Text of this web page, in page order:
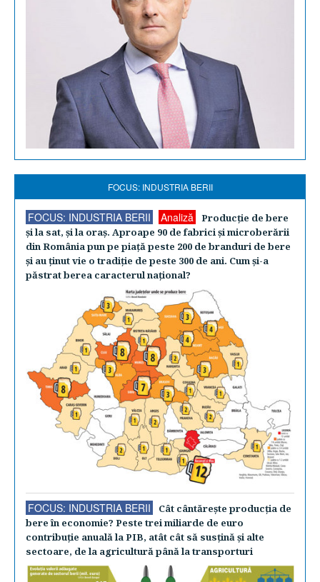
FOCUS: INDUSTRIA BERII
FOCUS: INDUSTRIA BERII Analiză
Producţie de bere
şi la sat, şi la oraş. Aproape 90 de fabrici şi microberării
din România pun pe piaţă peste 200 de branduri de bere
şi au ţinut vie o tradiţie de peste 300 de ani. Cum şi-a
păstrat berea caracterul naţional?
FOCUS: INDUSTRIA BERII
Cât cântăreşte producţia de
bere în economie? Peste trei miliarde de euro
contribuţie anuală la PIB, atât cât să susţină şi alte
sectoare, de la agricultură până la transporturi